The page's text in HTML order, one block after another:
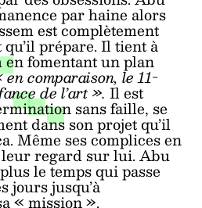
par haine alors
est complètement
qu’il prépare. Il tient à
fomentant un plan
en comparaison, le 11-
de l’art ». Il est
sans faille, se
dans son projet qu’il
Même ses complices en
regard sur lui. Abu
le temps qui passe
jours jusqu’à
« mission ».